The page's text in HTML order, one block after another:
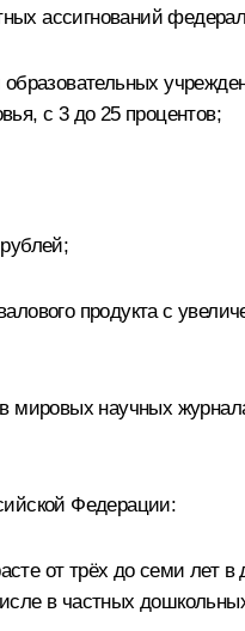
ассигнований
с 3 до 25 процентов;
продукта с
мировых научных
Федерации:
от трёх до семи лет
в частных